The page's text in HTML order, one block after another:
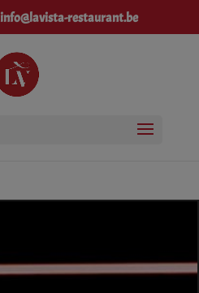
info@lavista-restaurant.be
modal-check